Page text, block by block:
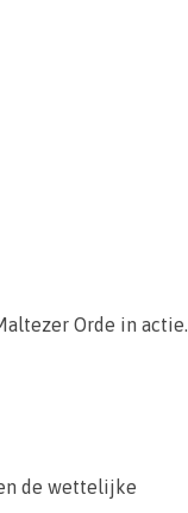
Orde in actie.
de wettelijke